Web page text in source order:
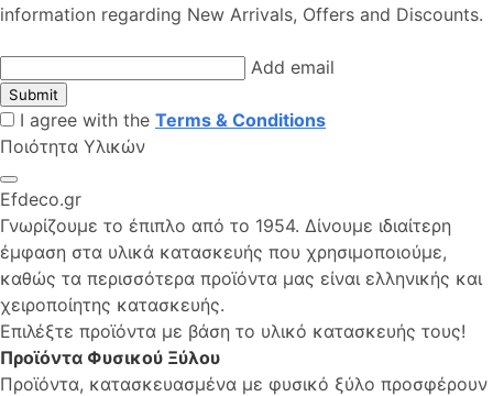
information regarding New Arrivals, Offers and Discounts.
Add email
Submit
I agree with the Terms & Conditions
Ποιότητα Υλικών
Efdeco.gr
Γνωρίζουμε το έπιπλο από το 1954. Δίνουμε ιδιαίτερη
έμφαση στα υλικά κατασκευής που χρησιμοποιούμε,
καθώς τα περισσότερα προϊόντα μας είναι ελληνικής και
χειροποίητης κατασκευής.
Επιλέξτε προϊόντα με βάση το υλικό κατασκευής τους!
Προϊόντα Φυσικού Ξύλου
Προϊόντα, κατασκευασμένα με φυσικό ξύλο προσφέρουν